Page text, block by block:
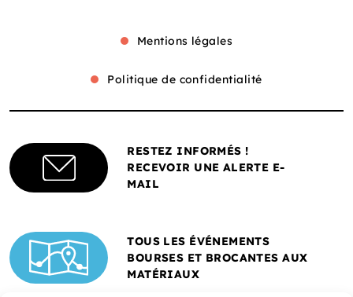
Mentions légales
Politique de confidentialité
RESTEZ INFORMÉS !
RECEVOIR UNE ALERTE E-
MAIL
TOUS LES ÉVÉNEMENTS
BOURSES ET BROCANTES AUX
MATÉRIAUX